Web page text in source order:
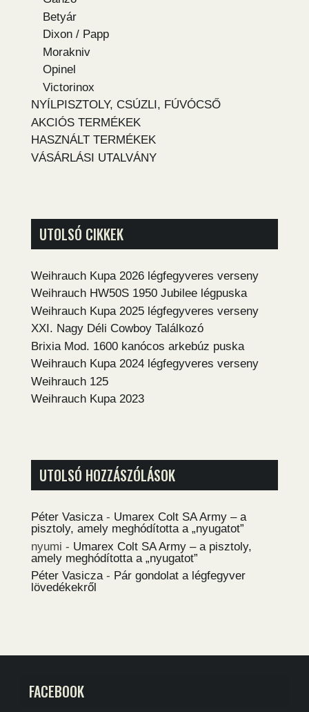
Betyár
Dixon / Papp
Morakniv
Opinel
Victorinox
NYÍLPISZTOLY, CSÚZLI, FÚVÓCSŐ
AKCIÓS TERMÉKEK
HASZNÁLT TERMÉKEK
VÁSÁRLÁSI UTALVÁNY
UTOLSÓ CIKKEK
Weihrauch Kupa 2026 légfegyveres verseny
Weihrauch HW50S 1950 Jubilee légpuska
Weihrauch Kupa 2025 légfegyveres verseny
XXI. Nagy Déli Cowboy Találkozó
Brixia Mod. 1600 kanócos arkebúz puska
Weihrauch Kupa 2024 légfegyveres verseny
Weihrauch 125
Weihrauch Kupa 2023
UTOLSÓ HOZZÁSZÓLÁSOK
Péter Vasicza- Umarex Colt SA Army – a
pisztoly, amely meghódította a „nyugatot”
nyumi - Umarex Colt SA Army – a pisztoly,
amely meghódította a „nyugatot”
Péter Vasicza- Pár gondolat a légfegyver
lövedékekről
FACEBOOK